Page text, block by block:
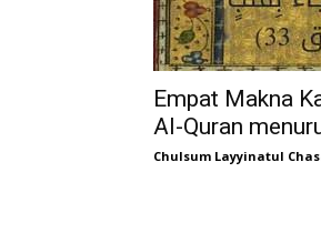
Empat Makna
Al-Quran
Chulsum Layyinatul